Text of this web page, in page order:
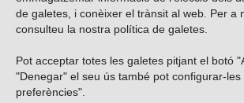
de galetes, i conèixer el trànsit al web. Per a
consulteu la nostra política de galetes
Pot acceptar totes les galetes pitjant el botó
"Denegar" el seu ús també pot configurar-les
preferències".
Vols subscriure’t al nostre